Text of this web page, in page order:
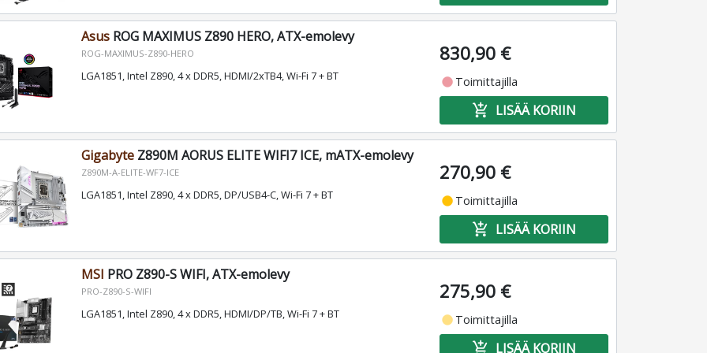
AsusROG MAXIMUS Z890 HERO, ATX-emolevy
ROG-MAXIMUS-Z890-HERO
LGA1851, Intel Z890, 4 x DDR5, HDMI/2xTB4, Wi-Fi 7 + BT
830,90 €
fiber_manual_record Toimittajilla
add_shopping_cart LISÄÄ KORIIN
GigabyteZ890M AORUS ELITE WIFI7 ICE, mATX-emolevy
Z890M-A-ELITE-WF7-ICE
LGA1851, Intel Z890, 4 x DDR5, DP/USB4-C, Wi-Fi 7 + BT
270,90 €
fiber_manual_record Toimittajilla
add_shopping_cart LISÄÄ KORIIN
MSI PRO Z890-S WIFI, ATX-emolevy
PRO-Z890-S-WIFI
LGA1851, Intel Z890, 4 x DDR5, HDMI/DP/TB, Wi-Fi 7 + BT
275,90 €
fiber_manual_record Toimittajilla
add_shopping_cart LISÄÄ KORIIN